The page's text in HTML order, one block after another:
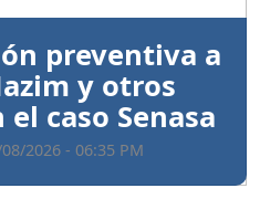
preventiva a
y otros
caso Senasa
2026 - 06:35 PM